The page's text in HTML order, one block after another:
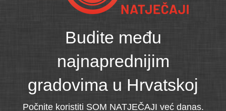
Budite među
najnaprednijim
gradovima u Hrvatskoj
Počnite koristiti SOM NATJEČAJI već danas.